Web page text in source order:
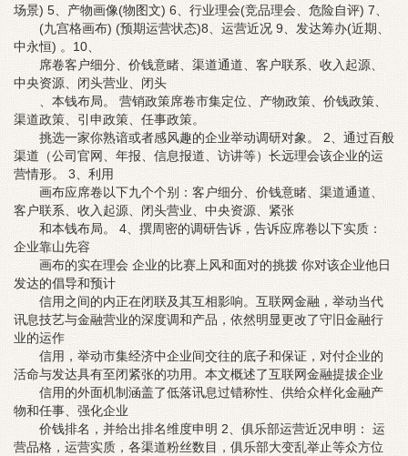
场景) 5、产物画像(物图文) 6、行业理会(竞品理会、危险自评) 7、
(九宫格画布) (预期运营状态)8、运营近况 9、发达筹办(近期、
中永恒) 。10、
席卷客户细分、价钱意睹、渠道通道、客户联系、收入起源、
中央资源、闭头营业、闭头
、本钱布局。 营销政策席卷市集定位、产物政策、价钱政策、
渠道政策、引申政策、任事政策。
挑选一家你熟谙或者感风趣的企业举动调研对象。 2、通过百般
渠道（公司官网、年报、信息报道、访讲等）长远理会该企业的运
营情形。 3、利用
画布应席卷以下九个个别：客户细分、价钱意睹、渠道通道、
客户联系、收入起源、闭头营业、中央资源、紧张
和本钱布局。 4、撰周密的调研告诉，告诉应席卷以下实质：
企业靠山先容
画布的实在理会 企业的比赛上风和面对的挑拨 你对该企业他日
发达的倡导和预计
信用之间的内正在闭联及其互相影响。互联网金融，举动当代
讯息技艺与金融营业的深度调和产品，依然明显更改了守旧金融行
业的运作
信用，举动市集经济中企业间交往的底子和保证，对付企业的
活命与发达具有至闭紧张的功用。本文概述了互联网金融提拔企业
信用的外面机制涵盖了低落讯息过错称性、供给众样化金融产
物和任事、强化企业
价钱排名，并给出排名维度申明 2、俱乐部运营近况申明： 运
营品格，运营实质，各渠道粉丝数目，俱乐部大变乱举止等众方位